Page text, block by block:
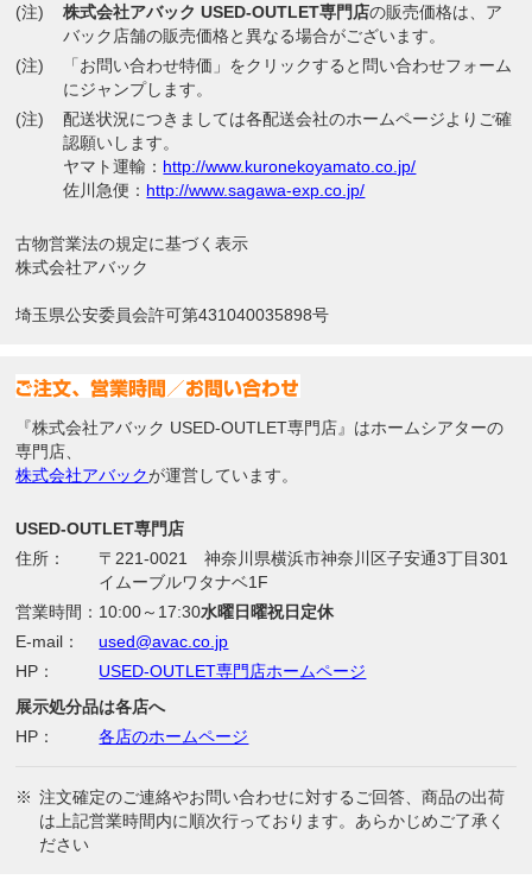
(注)
株式会社アバック USED-OUTLET専門店の販売価格は、ア
バック店舗の販売価格と異なる場合がございます。
(注)
「お問い合わせ特価」をクリックすると問い合わせフォーム
にジャンプします。
(注)
配送状況につきましては各配送会社のホームページよりご確
認願いします。
ヤマト運輸： http://www.kuronekoyamato.co.jp/
佐川急便： http://www.sagawa-exp.co.jp/
古物営業法の規定に基づく表示
株式会社アバック
埼玉県公安委員会許可第431040035898号
『株式会社アバック USED-OUTLET専門店』はホームシアターの
専門店、
株式会社アバックが運営しています。
USED-OUTLET専門店
住所：
〒221-0021 神奈川県横浜市神奈川区子安通3丁目301
イムーブルワタナベ1F
営業時間： 10:00～17:30水曜日曜祝日定休
E-mail：
used@avac.co.jp
HP：
USED-OUTLET専門店ホームページ
展示処分品は各店へ
HP：
各店のホームページ
※ 注文確定のご連絡やお問い合わせに対するご回答、商品の出荷
は上記営業時間内に順次行っております。あらかじめご了承く
ださい